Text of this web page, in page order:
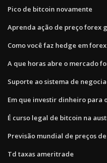
Pico de bitcoin novamente
Aprenda ação de preço forex
Como você faz hedge em forex
A que horas abre o mercado
Suporte ao sistema de
Em que investir dinheiro para
É curso legal de bitcoin na
Previsão mundial de preços
Td taxas ameritrade